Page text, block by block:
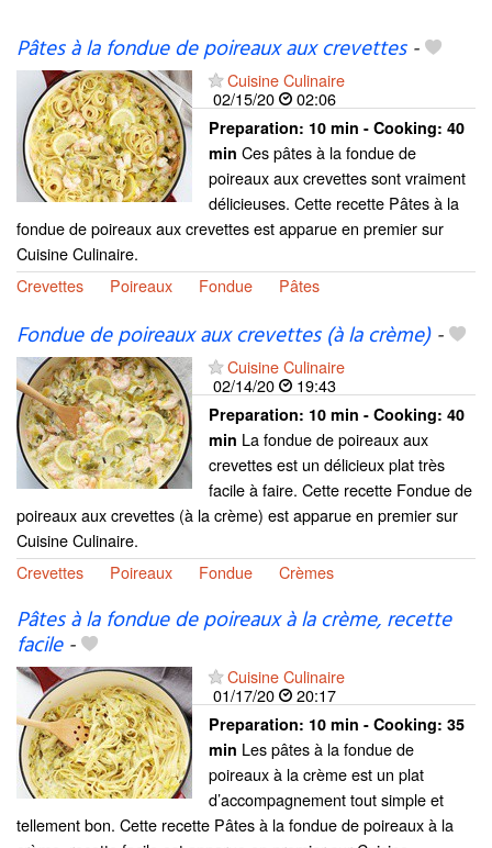
Pâtes à la fondue de poireaux aux crevettes-
Cuisine Culinaire
02/15/20
02:06
Preparation: 10 min - Cooking: 40
min Ces pâtes à la fondue de
poireaux aux crevettes sont vraiment
délicieuses. Cette recette Pâtes à la
fondue de poireaux aux crevettes est apparue en premier sur
Cuisine Culinaire.
Crevettes
Poireaux Fondue Pâtes
Fondue de poireaux aux crevettes (à la crème)-
Cuisine Culinaire
02/14/20
19:43
Preparation: 10 min - Cooking: 40
min La fondue de poireaux aux
crevettes est un délicieux plat très
facile à faire. Cette recette Fondue de
poireaux aux crevettes (à la crème) est apparue en premier sur
Cuisine Culinaire.
Crevettes
Poireaux Fondue Crèmes
Pâtes à la fondue de poireaux à la crème, recette
facile-
Cuisine Culinaire
01/17/20
20:17
Preparation: 10 min - Cooking: 35
min Les pâtes à la fondue de
poireaux à la crème est un plat
d’accompagnement tout simple et
tellement bon. Cette recette Pâtes à la fondue de poireaux à la